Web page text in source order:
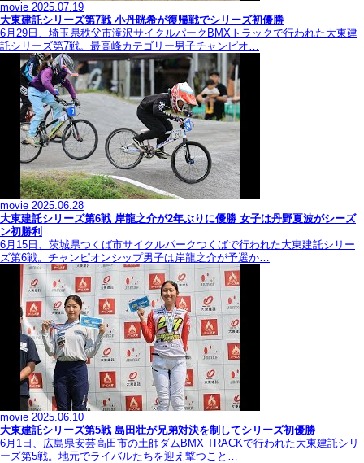
movie 2025.07.19
大東建託シリーズ第7戦 ⼩丹晄希が復帰戦でシリーズ初優勝
6月29日、埼玉県秩父市滝沢サイクルパークBMXトラックで行われた大東建
託シリーズ第7戦。最高峰カテゴリー男子チャンピオ…
movie 2025.06.28
大東建託シリーズ第6戦 岸龍之介が2年ぶりに優勝 女子は丹野夏波がシーズ
ン初勝利
6月15日、茨城県つくば市サイクルパークつくばで行われた大東建託シリー
ズ第6戦。チャンピオンシップ男子は岸龍之介が予選か…
movie 2025.06.10
大東建託シリーズ第5戦 島田壮が兄弟対決を制してシリーズ初優勝
6月1日、広島県安芸高田市の土師ダムBMX TRACKで行われた大東建託シリ
ーズ第5戦。地元でライバルたちを迎え撃つこと…